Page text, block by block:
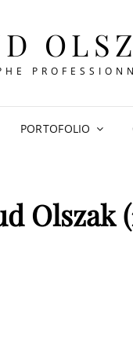
PORTOFOLIO
Olszak